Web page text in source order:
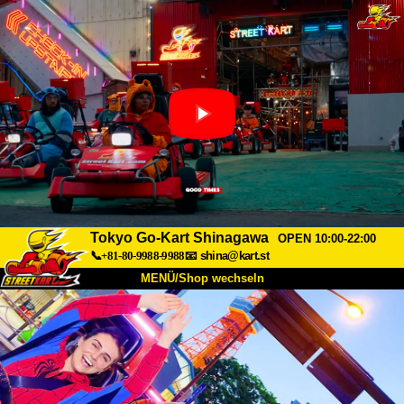
Tokyo Go-Kart Shinagawa
OPEN 10:00-22:00
📞+81-80-9988-9988📧 shina@kart.st
MENÜ/Shop wechseln
START
Über uns Spezifikationen Preise
Anfahrt Bewertungen FAQ